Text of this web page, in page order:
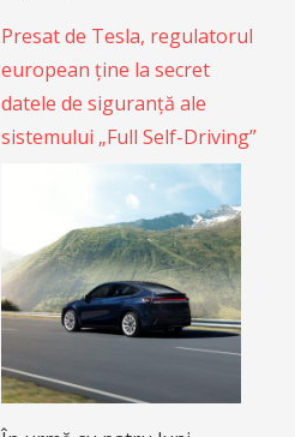
Presat de Tesla, regulatorul
european ține la secret
datele de siguranță ale
sistemului „Full Self-Driving”